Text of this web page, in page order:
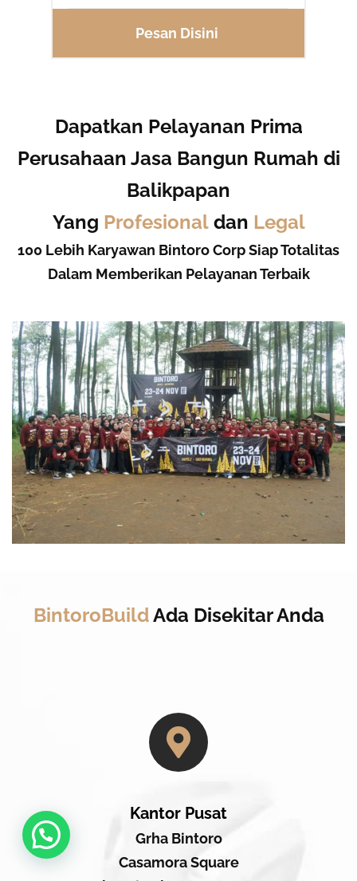
Pesan Disini
Dapatkan Pelayanan Prima
Perusahaan Jasa Bangun Rumah di
Balikpapan
Yang Profesionaldan Legal
100 Lebih Karyawan Bintoro Corp Siap Totalitas
Dalam Memberikan Pelayanan Terbaik
BintoroBuildAda Disekitar Anda
Kantor Pusat
Grha Bintoro
Casamora Square